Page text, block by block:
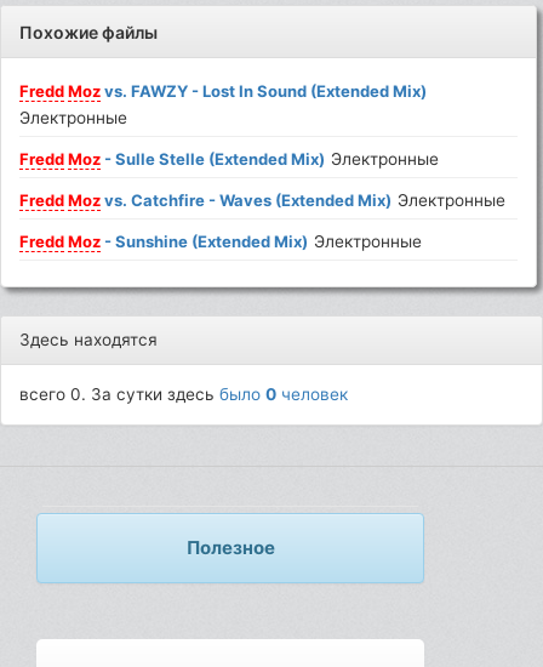
Похожие файлы
Fredd Mozvs. FAWZY - Lost In Sound (Extended Mix)
Электронные
Fredd Moz - Sulle Stelle (Extended Mix) Электронные
Fredd Mozvs. Catchfire - Waves (Extended Mix) Электронные
Fredd Moz - Sunshine (Extended Mix) Электронные
Здесь находятся
всего 0. За сутки здесьбыло0 человек
Полезное